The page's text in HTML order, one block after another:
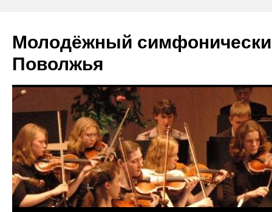
Молодёжный
Поволжья